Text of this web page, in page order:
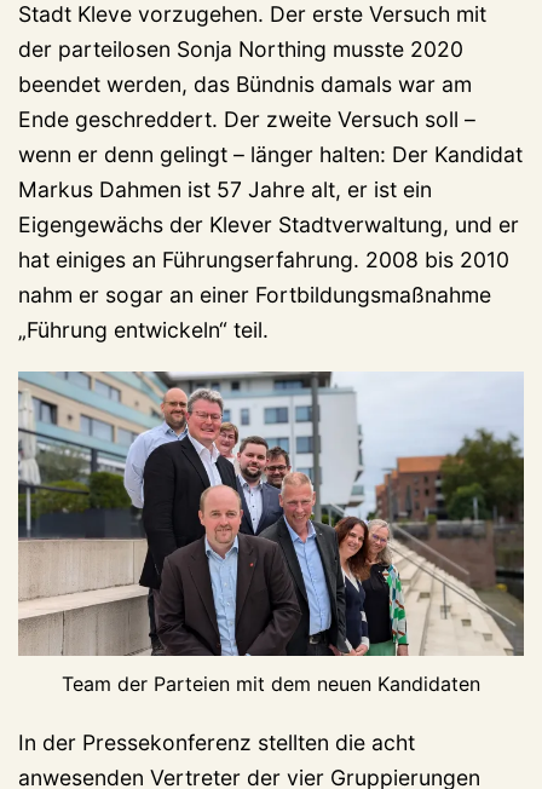
Stadt Kleve vorzugehen. Der erste Versuch mit
der parteilosen Sonja Northing musste 2020
beendet werden, das Bündnis damals war am
Ende geschreddert. Der zweite Versuch soll –
wenn er denn gelingt – länger halten: Der Kandidat
Markus Dahmen ist 57 Jahre alt, er ist ein
Eigengewächs der Klever Stadtverwaltung, und er
hat einiges an Führungserfahrung. 2008 bis 2010
nahm er sogar an einer Fortbildungsmaßnahme
„Führung entwickeln“ teil.
Team der Parteien mit dem neuen Kandidaten
In der Pressekonferenz stellten die acht
anwesenden Vertreter der vier Gruppierungen